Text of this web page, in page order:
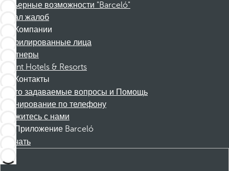
Карьерные возможности "Barceló"
Канал жалоб
Компании
Аффилированные лица
Партнеры
Dorint Hotels & Resorts
Контакты
Часто задаваемые вопросы и Помощь
Бронирование по телефону
Свяжитесь с нами
Приложение Barceló
Скачать